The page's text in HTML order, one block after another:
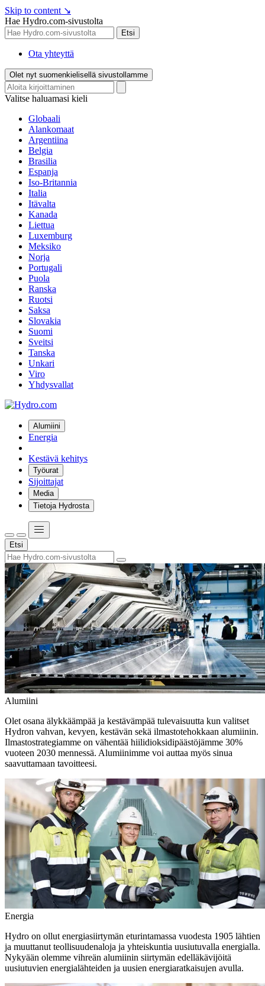
Skip to content ↘
Hae Hydro.com-sivustolta
Etsi
Ota yhteyttä
Olet nyt suomenkielisellä sivustollamme
Valitse haluamasi kieli
Globaali
Alankomaat
Argentiina
Belgia
Brasilia
Espanja
Iso-Britannia
Italia
Itävalta
Kanada
Liettua
Luxemburg
Meksiko
Norja
Portugali
Puola
Ranska
Ruotsi
Saksa
Slovakia
Suomi
Sveitsi
Tanska
Unkari
Viro
Yhdysvallat
Alumiini
Energia
Kestävä kehitys
Työurat
Sijoittajat
Media
Tietoja Hydrosta
Etsi
Alumiini
Olet osana älykkäämpää ja kestävämpää tulevaisuutta kun valitset
Hydron vahvan, kevyen, kestävän sekä ilmastotehokkaan alumiinin.
Ilmastostrategiamme on vähentää hiilidioksidipäästöjämme 30%
vuoteen 2030 mennessä. Alumiinimme voi auttaa myös sinua
saavuttamaan tavoitteesi.
Energia
Hydro on ollut energiasiirtymän eturintamassa vuodesta 1905 lähtien
ja muuttanut teollisuudenaloja ja yhteiskuntia uusiutuvalla energialla.
Nykyään olemme vihreän alumiinin siirtymän edelläkävijöitä
uusiutuvien energialähteiden ja uusien energiaratkaisujen avulla.